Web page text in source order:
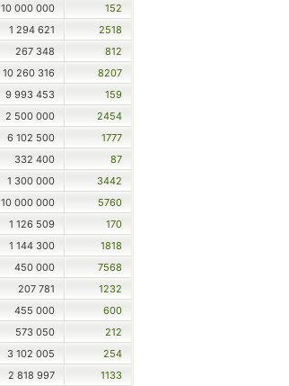
10 000 000
152
1 294 621
2518
267 348
812
10 260 316
8207
9 993 453
159
2 500 000
2454
6 102 500
1777
332 400
87
1 300 000
3442
10 000 000
5760
1 126 509
170
1 144 300
1818
450 000
7568
207 781
1232
455 000
600
573 050
212
3 102 005
254
2 818 997
1133